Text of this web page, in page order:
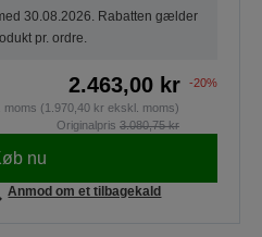
30.08.2026. Rabatten gælder
pr. ordre.
2.463,00 kr
-20%
moms (1.970,40 kr ekskl. moms)
Originalpris 3.080,75 kr
nu
Anmod om et tilbagekald